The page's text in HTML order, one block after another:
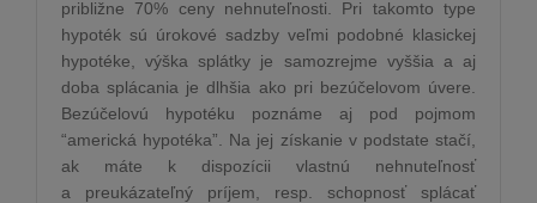
približne 70% ceny nehnuteľnosti. Pri takomto type
hypoték sú úrokové sadzby veľmi podobné klasickej
hypotéke, výška splátky je samozrejme vyššia a aj
doba splácania je dlhšia ako pri bezúčelovom úvere.
Bezúčelovú hypotéku poznáme aj pod pojmom
“americká hypotéka”. Na jej získanie v podstate stačí,
ak máte k dispozícii vlastnú nehnuteľnosť
a preukázateľný príjem, resp. schopnosť splácať